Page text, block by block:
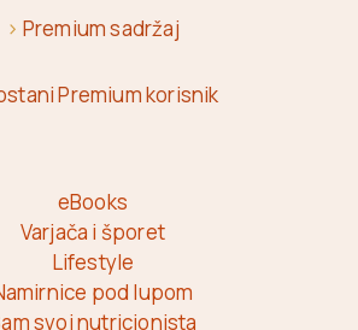
> Premium sadržaj
Premium korisnik
eBooks
Varjača i šporet
Lifestyle
pod lupom
svoj nutricionista